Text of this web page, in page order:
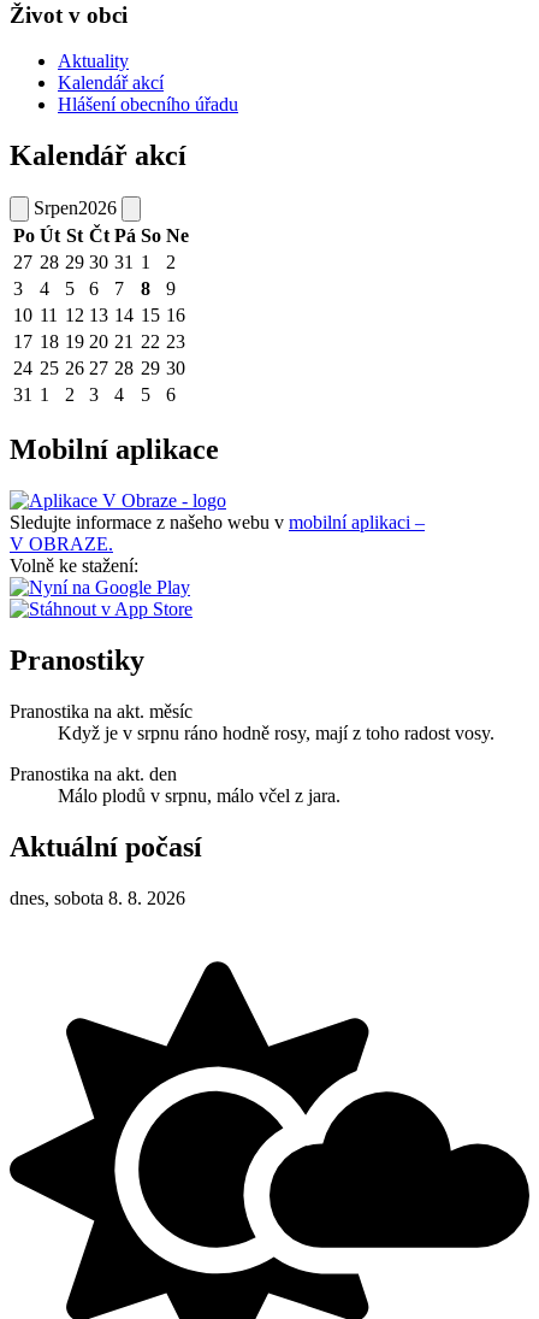
Život v obci
Aktuality
Kalendář akcí
Hlášení obecního úřadu
Kalendář akcí
Srpen2026
Po Út St Čt Pá So Ne
27 28 29 30 31 1
2
3
4 5 6 7 8
9
10 11 12 13 14 15 16
17 18 19 20 21 22 23
24 25 26 27 28 29 30
31 1 2 3 4 5 6
Mobilní aplikace
Sledujte informace z našeho webu v mobilní aplikaci –
V OBRAZE.
Volně ke stažení:
Pranostiky
Pranostika na akt. měsíc
Když je v srpnu ráno hodně rosy, mají z toho radost vosy.
Pranostika na akt. den
Málo plodů v srpnu, málo včel z jara.
Aktuální počasí
dnes, sobota 8. 8. 2026